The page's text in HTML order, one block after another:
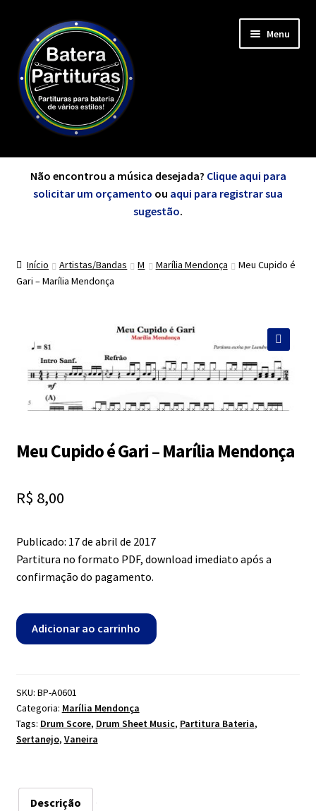
para
navegação
para
o
conteúdo
Menu
Cursos
menu
Grátis
Não encontrou a música desejada? Clique aqui para
solicitar um orçamento ou aqui para registrar sua
sugestão.
Início Artistas/Bandas M Marília Mendonça
Meu Cupido é
Gari – Marília Mendonça
🔍
Meu Cupido é Gari – Marília Mendonça
R$ 8,00
Publicado: 17 de abril de 2017
Partitura no formato PDF, download imediato após a
confirmação do pagamento.
Meu
Cupido
-
Marília
Mendonça
quantidade
Adicionar ao carrinho
SKU: BP-A0601
Categoria: Marília Mendonça
Tags: Drum Score, Drum Sheet Music, Partitura Bateria,
Sertanejo, Vaneira
Descrição